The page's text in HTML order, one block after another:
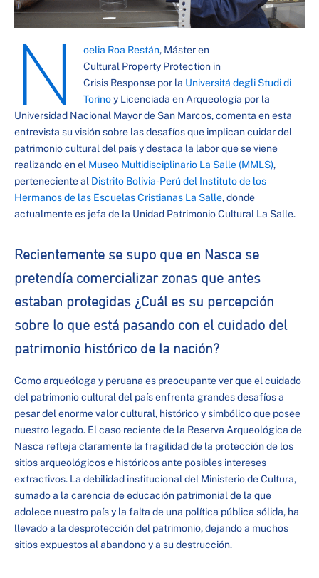
N oelia Roa Restán, Máster en
Cultural Property Protection in
Crisis Response por la Universitá degli Studi di
Torinoy Licenciada en Arqueología por la
Universidad Nacional Mayor de San Marcos, comenta en esta
entrevista su visión sobre las desafíos que implican cuidar del
patrimonio cultural del país y destaca la labor que se viene
realizando en el Museo Multidisciplinario La Salle (MMLS),
perteneciente al Distrito Bolivia-Perú del Instituto de los
Hermanos de las Escuelas Cristianas La Salle, donde
actualmente es jefa de la Unidad Patrimonio Cultural La Salle.
Recientemente se supo que en Nasca se
pretendía comercializar zonas que antes
estaban protegidas ¿Cuál es su percepción
sobre lo que está pasando con el cuidado del
patrimonio histórico de la nación?
Como arqueóloga y peruana es preocupante ver que el cuidado
del patrimonio cultural del país enfrenta grandes desafíos a
pesar del enorme valor cultural, histórico y simbólico que posee
nuestro legado. El caso reciente de la Reserva Arqueológica de
Nasca refleja claramente la fragilidad de la protección de los
sitios arqueológicos e históricos ante posibles intereses
extractivos. La debilidad institucional del Ministerio de Cultura,
sumado a la carencia de educación patrimonial de la que
adolece nuestro país y la falta de una política pública sólida, ha
llevado a la desprotección del patrimonio, dejando a muchos
sitios expuestos al abandono y a su destrucción.